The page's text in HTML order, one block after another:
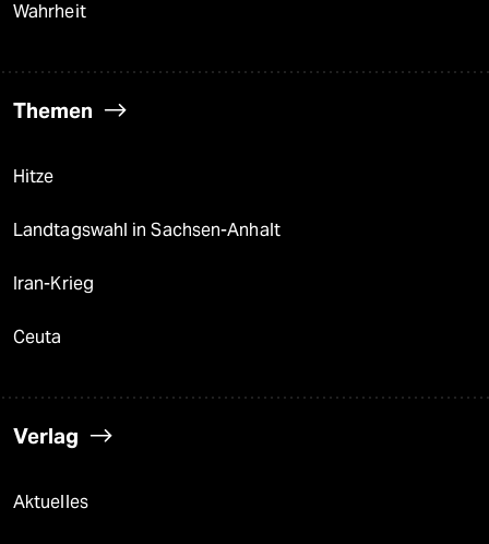
Wahrheit
Themen
Hitze
Landtagswahl in Sachsen-Anhalt
Iran-Krieg
Ceuta
Verlag
Aktuelles